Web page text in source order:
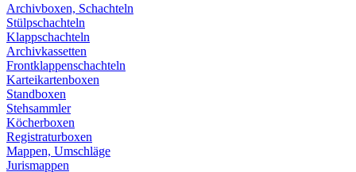
Archivboxen, Schachteln
Stülpschachteln
Klappschachteln
Archivkassetten
Frontklappenschachteln
Karteikartenboxen
Standboxen
Stehsammler
Köcherboxen
Registraturboxen
Mappen, Umschläge
Jurismappen